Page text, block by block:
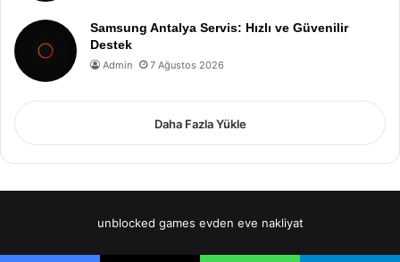
Samsung Antalya Servis: Hızlı ve Güvenilir
Destek
Admin 7 Ağustos 2026
Daha Fazla Yükle
unblocked games evden eve nakliyat